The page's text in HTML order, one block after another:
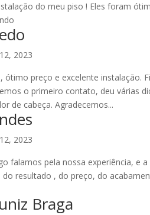
do meu piso ! Eles foram
2023
ótimo preço e excelente instalação.
o primeiro contato, deu várias
de cabeça. Agradecemos...
2023
falamos pela nossa experiência, e
resultado , do preço, do
Braga